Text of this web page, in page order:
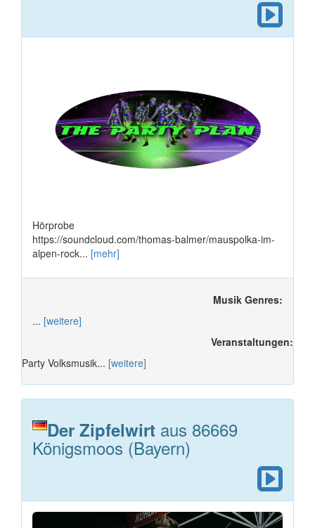
Hörprobe
https://soundcloud.com/thomas-balmer/mauspolka-im-
alpen-rock... [mehr]
Musik Genres:
... [weitere]
Veranstaltungen:
Party Volksmusik... [weitere]
Der Zipfelwirt aus 86669
Königsmoos (Bayern)